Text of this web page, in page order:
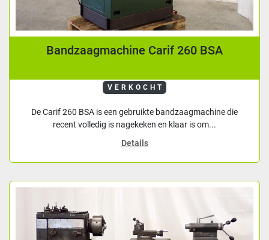
Bandzaagmachine Carif 260 BSA
VERKOCHT
De Carif 260 BSA is een gebruikte bandzaagmachine die
recent volledig is nagekeken en klaar is om...
Details